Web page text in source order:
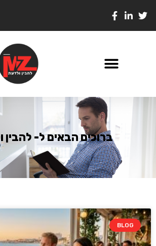
ברוכים הבאים ל- להבין
BLOG